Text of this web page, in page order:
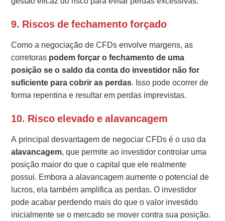
9. Riscos de fechamento forçado
Como a negociação de CFDs envolve margens, as
corretoras podem forçar o fechamento de uma
posição se o saldo da conta do investidor não for
suficiente para cobrir as perdas. Isso pode ocorrer de
forma repentina e resultar em perdas imprevistas.
10. Risco elevado e alavancagem
A principal desvantagem de negociar CFDs é o uso da
alavancagem, que permite ao investidor controlar uma
posição maior do que o capital que ele realmente
possui. Embora a alavancagem aumente o potencial de
lucros, ela também amplifica as perdas. O investidor
pode acabar perdendo mais do que o valor investido
inicialmente se o mercado se mover contra sua posição.